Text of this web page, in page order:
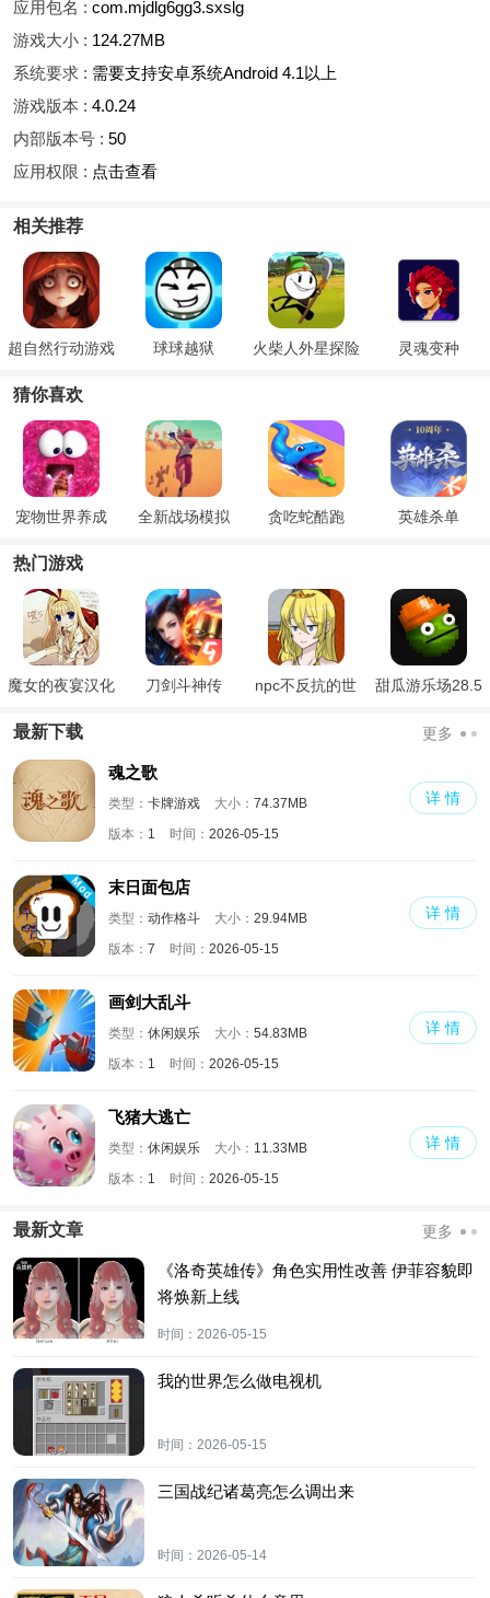
应用包名 : com.mjdlg6gg3.sxslg
游戏大小 : 124.27MB
系统要求 : 需要支持安卓系统Android 4.1以上
游戏版本 : 4.0.24
内部版本号 : 50
应用权限 : 点击查看
相关推荐
超自然行动游戏 球球越狱 火柴人外星探险 灵魂变种
猜你喜欢
宠物世界养成 全新战场模拟 贪吃蛇酷跑 英雄杀单
热门游戏
魔女的夜宴汉化
刀剑斗神传
npc不反抗的世
甜瓜游乐场28.5
最新下载 更多
魂之歌
类型： 卡牌游戏 大小： 74.37MB
版本： 1 时间： 2026-05-15
详 情
末日面包店
类型： 动作格斗 大小： 29.94MB
版本： 7 时间： 2026-05-15
详 情
画剑大乱斗
类型： 休闲娱乐 大小： 54.83MB
版本： 1 时间： 2026-05-15
详 情
飞猪大逃亡
类型： 休闲娱乐 大小： 11.33MB
版本： 1 时间： 2026-05-15
详 情
最新文章 更多
《洛奇英雄传》角色实用性改善 伊菲容貌即
将焕新上线
时间： 2026-05-15
我的世界怎么做电视机
时间： 2026-05-15
三国战纪诸葛亮怎么调出来
时间： 2026-05-14